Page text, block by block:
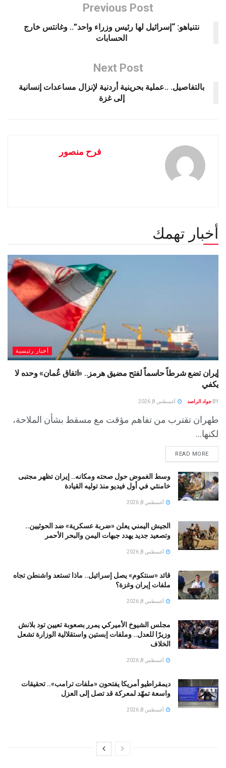
Previous Post
نتنياهو: “إسرائيل لها رئيس وزراء واحد”.. وغانتس خارج
الحسابات
Next Post
بالتفاصيل. ..عملية بحرينية أردنية لإنزال مساعدات إنسانية
إلى غزة
فرح منصور
أخبار تهمك
أخبار رئيسية
إيران تضع شرطاً حاسماً لفتح مضيق هرمز.. «اتفاق عُمان» وحده لا
يكفي
BY جواد الراصد أغسطس 8, 2026
طهران تقترب من تفاهم مؤقت مع مسقط بشأن الملاحة،
لكنها...
READ MORE
وسط الغموض حول صحته ومكانه.. إيران تظهر مجتبى
خامنئي في أول فيديو منذ توليه القيادة
أغسطس 8, 2026
الجيش اليمني يعلن «ضربة عسكرية» ضد الحوثيين..
وتصعيد جديد يهدد جبهات اليمن والبحر الأحمر
أغسطس 8, 2026
قائد «سنتكوم» يصل إسرائيل.. ماذا تستعد واشنطن تجاه
ملفات إيران وغزة؟
أغسطس 8, 2026
مجلس الشيوخ الأميركي يمرر بصعوبة تعيين تود بلانش
وزيرًا للعدل.. وملفات إبستين واستقلالية الوزارة تشعل
الخلاف
أغسطس 8, 2026
ديمقراطيو أمريكا يفتحون «ملفات ترامب».. تحقيقات
واسعة تمهّد لمعركة قد تصل إلى العزل
أغسطس 8, 2026